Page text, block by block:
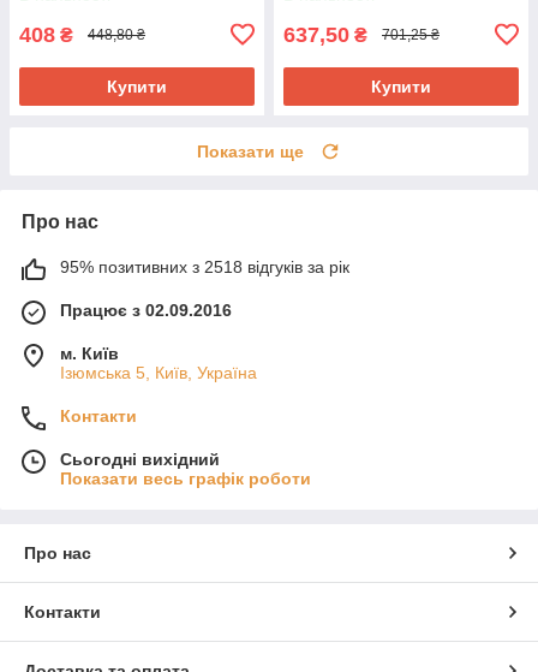
408 ₴ 448,80 ₴
Купити
637,50 ₴ 701,25 ₴
Купити
Показати ще
Про нас
95% позитивних з 2518 відгуків за рік
Працює з 02.09.2016
м. Київ
Ізюмська 5, Київ, Україна
Контакти
Сьогодні вихідний
Показати весь графік роботи
Про нас
Контакти